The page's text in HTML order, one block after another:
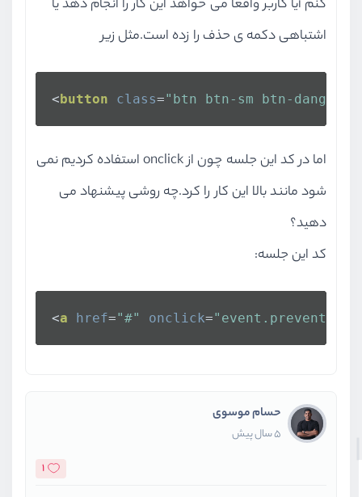
کنم آیا کاربر واقعا می خواهد این کار را انجام دهد یا
اشتباهی دکمه ی حذف را زده است.مثل زیر
<button class="btn btn-sm btn-danger
اما در کد این جلسه چون از onclick استفاده کردیم نمی
شود مانند بالا این کار را کرد.چه روشی پیشنهاد می
دهید؟
کد این جلسه:
<a href="#" onclick=
حسام موسوی
5 سال پیش
1